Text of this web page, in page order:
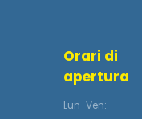
Orari di
apertura
Lun-Ven: